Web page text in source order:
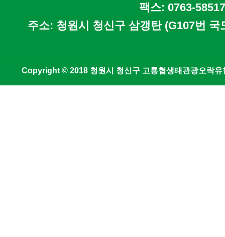
팩스: 0763-
주소: 청원시 청신구 삼갱탄 (G107번
Copyright © 2018 청원시 청신구 고룡협생태관광오락